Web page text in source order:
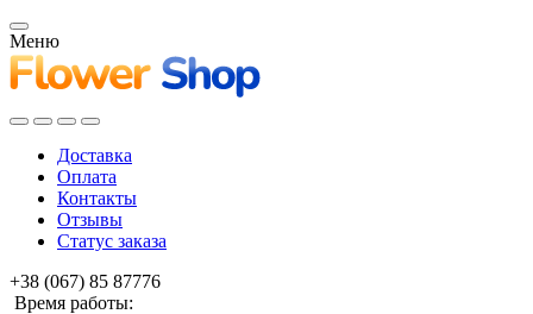
Меню
Доставка
Оплата
Контакты
Отзывы
Статус заказа
+38 (067) 85 87776
Время работы: